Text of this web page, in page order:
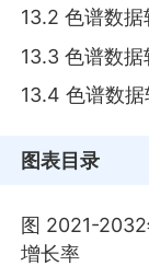
13.2 色谱数
13.3 色谱数
13.4 色谱数
图表目录
图 2021-
增长率